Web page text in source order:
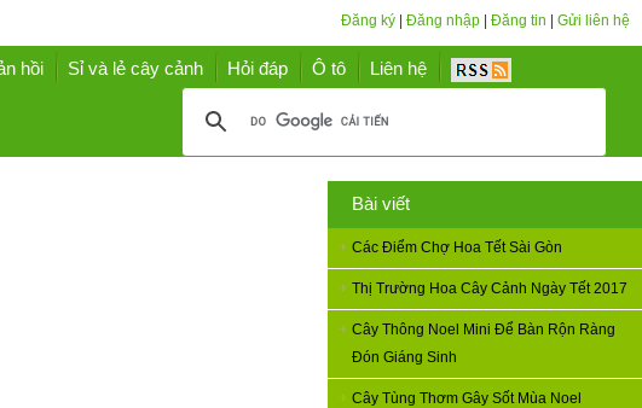
Đăng ký Đăng nhập Đăng tin Gửi liên hệ
hồi Sỉ và lẻ cây cảnh Hỏi đáp Ô tô Liên hệ
Bài viết
Các Điểm Chợ Hoa Tết Sài Gòn
Thị Trường Hoa Cây Cảnh Ngày Tết 2017
Cây Thông Noel Mini Để Bàn Rộn Ràng
Đón Giáng Sinh
Cây Tùng Thơm Gây Sốt Mùa Noel